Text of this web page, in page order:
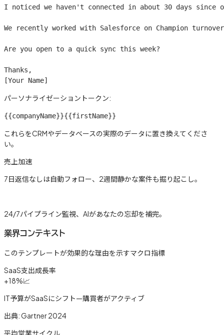
I noticed we haven't connected in about 30 days
We recently worked with Salesforce on Champion
Are you open to a quick sync this week?
Thanks,
[Your Name]
パーソナライゼーショントークン:
{{companyName}}{{firstName}}
これらをCRMやデータベースの実際のデータに置き換えてくださ
い。
売上加速
7日返信なしは自動フォロー、2週間静かな案件も掘り起こし。
24/7パイプライン監視、AIがあなたの忘却を補完。
業界コンテキスト
このテンプレートが効果的な理由を示すマクロ指標
SaaS支出成長率
+18%📈
IT予算がSaaSにシフト—購買者がアクティブ
出典:Gartner 2024
平均営業サイクル